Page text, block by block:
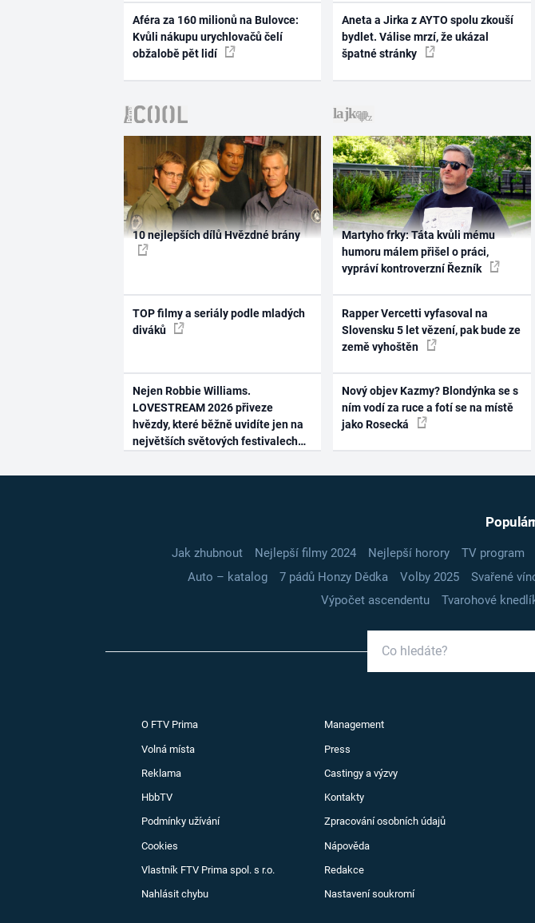
Aféra za 160 milionů na Bulovce:
Kvůli nákupu urychlovačů čelí
obžalobě pět lidí
Aneta a Jirka z AYTO spolu zkouší
bydlet. Válise mrzí, že ukázal
špatné stránky
10 nejlepších dílů Hvězdné brány
TOP filmy a seriály podle mladých
diváků
Nejen Robbie Williams.
LOVESTREAM 2026 přiveze
hvězdy, které běžně uvidíte jen na
největších světových festivalech
Martyho frky: Táta kvůli mému
humoru málem přišel o práci,
vypráví kontroverzní Řezník
Rapper Vercetti vyfasoval na
Slovensku 5 let vězení, pak bude ze
země vyhoštěn
Nový objev Kazmy? Blondýnka se s
ním vodí za ruce a fotí se na místě
jako Rosecká
Jak zhubnout Nejlepší filmy 2024 Nejlepší horory TV program
Auto – katalog
7 pádů Honzy Dědka Volby 2025 Svařené
Výpočet ascendentu
Tvarohové
O FTV Prima Management
Volná místa Press
Reklama Castingy a výzvy
HbbTV Kontakty
Podmínky užívání Zpracování osobních údajů
Cookies Nápověda
Vlastník FTV Prima spol. s r.o. Redakce
Nahlásit chybu Nastavení soukromí